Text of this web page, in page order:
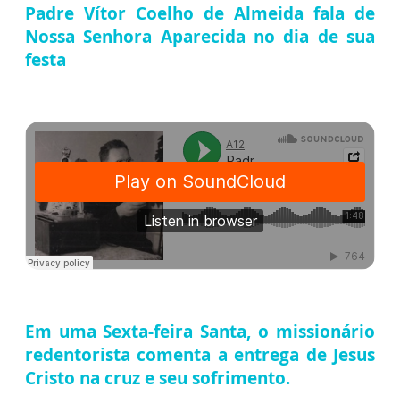
Padre Vítor Coelho de Almeida fala de
Nossa Senhora Aparecida no dia de sua
festa
Em uma Sexta-feira Santa, o missionário
redentorista comenta a entrega de Jesus
Cristo na cruz e seu sofrimento.